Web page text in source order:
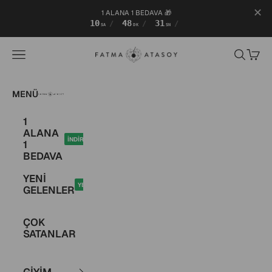
1 ALANA 1 BEDAVA 🎁
10 SA / 48 DK / 31 SN /
✕
Fatma Atasoy
Menü Ara Sepet
MENÜ Fatma Atasoy
1
ALANA
1
BEDAVA
İNDİRİM
YENİ
GELENLER YENİ
ÇOK
SATANLAR